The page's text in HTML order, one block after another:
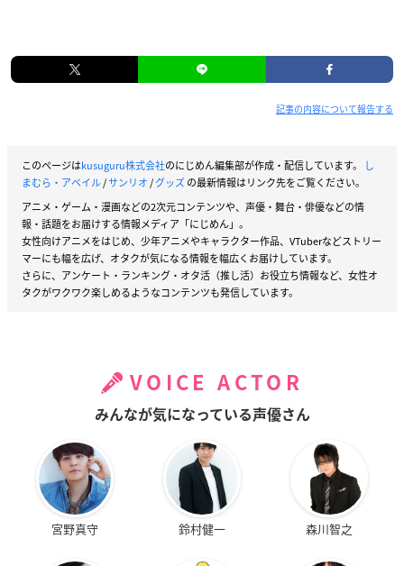
記事の内容について報告する
このページはkusuguru株式会社のにじめん編集部が作成・配信しています。
し
まむら・アベイル/サンリオ/グッズの最新情報はリンク先をご覧ください。
アニメ・ゲーム・漫画などの2次元コンテンツや、声優・舞台・俳優などの情
報・話題をお届けする情報メディア「にじめん」。
女性向けアニメをはじめ、少年アニメやキャラクター作品、VTuberなどストリー
マーにも幅を広げ、オタクが気になる情報を幅広くお届けしています。
さらに、アンケート・ランキング・オタ活（推し活）お役立ち情報など、女性オ
タクがワクワク楽しめるようなコンテンツも発信しています。
VOICE ACTOR
みんなが気になっている声優さん
宮野真守 鈴村健一 森川智之